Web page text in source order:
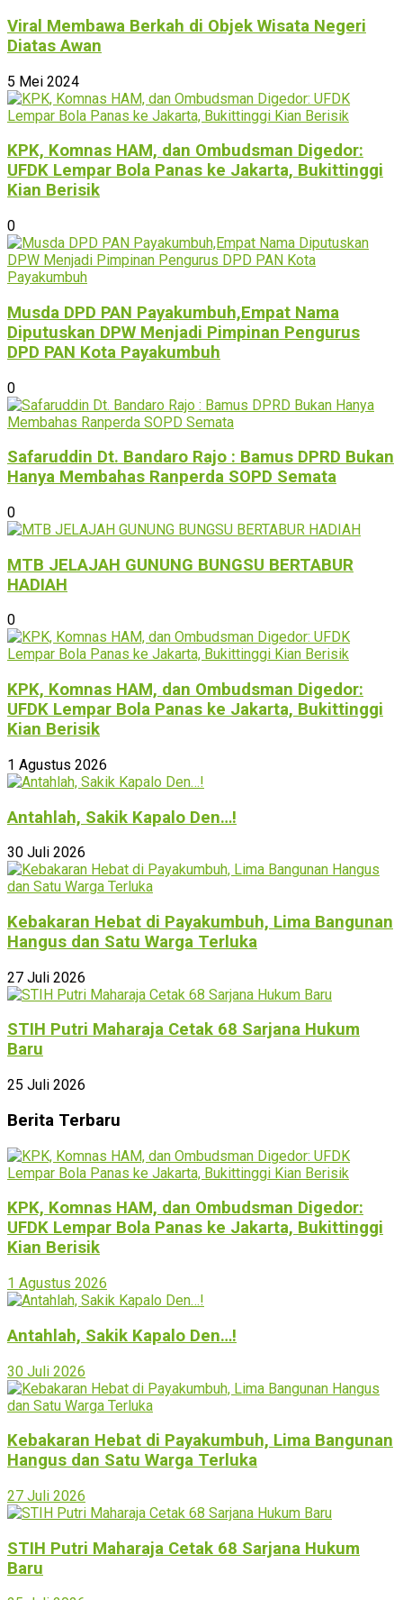
Viral Membawa Berkah di Objek Wisata Negeri
Diatas Awan
5 Mei 2024
KPK, Komnas HAM, dan Ombudsman Digedor:
UFDK Lempar Bola Panas ke Jakarta, Bukittinggi
Kian Berisik
0
Musda DPD PAN Payakumbuh,Empat Nama
Diputuskan DPW Menjadi Pimpinan Pengurus
DPD PAN Kota Payakumbuh
0
Safaruddin Dt. Bandaro Rajo : Bamus DPRD Bukan
Hanya Membahas Ranperda SOPD Semata
0
MTB JELAJAH GUNUNG BUNGSU BERTABUR
HADIAH
0
KPK, Komnas HAM, dan Ombudsman Digedor:
UFDK Lempar Bola Panas ke Jakarta, Bukittinggi
Kian Berisik
1 Agustus 2026
Antahlah, Sakik Kapalo Den…!
30 Juli 2026
Kebakaran Hebat di Payakumbuh, Lima Bangunan
Hangus dan Satu Warga Terluka
27 Juli 2026
STIH Putri Maharaja Cetak 68 Sarjana Hukum
Baru
25 Juli 2026
Berita Terbaru
KPK, Komnas HAM, dan Ombudsman Digedor:
UFDK Lempar Bola Panas ke Jakarta, Bukittinggi
Kian Berisik
1 Agustus 2026
Antahlah, Sakik Kapalo Den…!
30 Juli 2026
Kebakaran Hebat di Payakumbuh, Lima Bangunan
Hangus dan Satu Warga Terluka
27 Juli 2026
STIH Putri Maharaja Cetak 68 Sarjana Hukum
Baru